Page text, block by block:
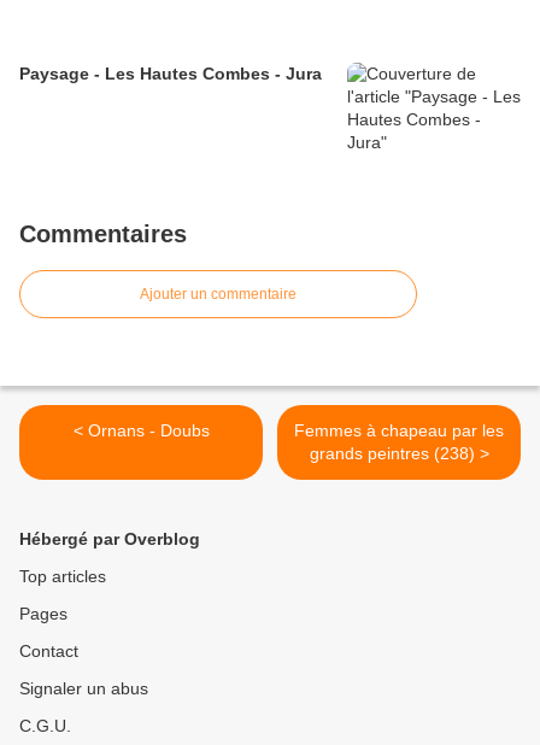
Paysage - Les Hautes Combes - Jura
Commentaires
Ajouter un commentaire
< Ornans - Doubs
Femmes à chapeau par les
grands peintres (238) >
Hébergé par Overblog
Top articles
Pages
Contact
Signaler un abus
C.G.U.